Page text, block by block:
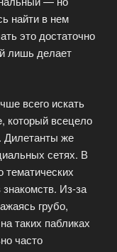
найти в нем
это достаточно
лишь делает
всего искать
который всецело
Дилетанты же
сетях. В
тематических
Из-за
грубо,
таких пабликах
часто